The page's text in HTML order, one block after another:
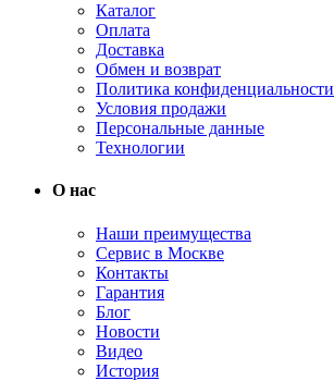
Каталог
Оплата
Доставка
Обмен и возврат
Политика конфиденциальности
Условия продажи
Персональные данные
Технологии
О нас
Наши преимущества
Сервис в Москве
Контакты
Гарантия
Блог
Новости
Видео
История